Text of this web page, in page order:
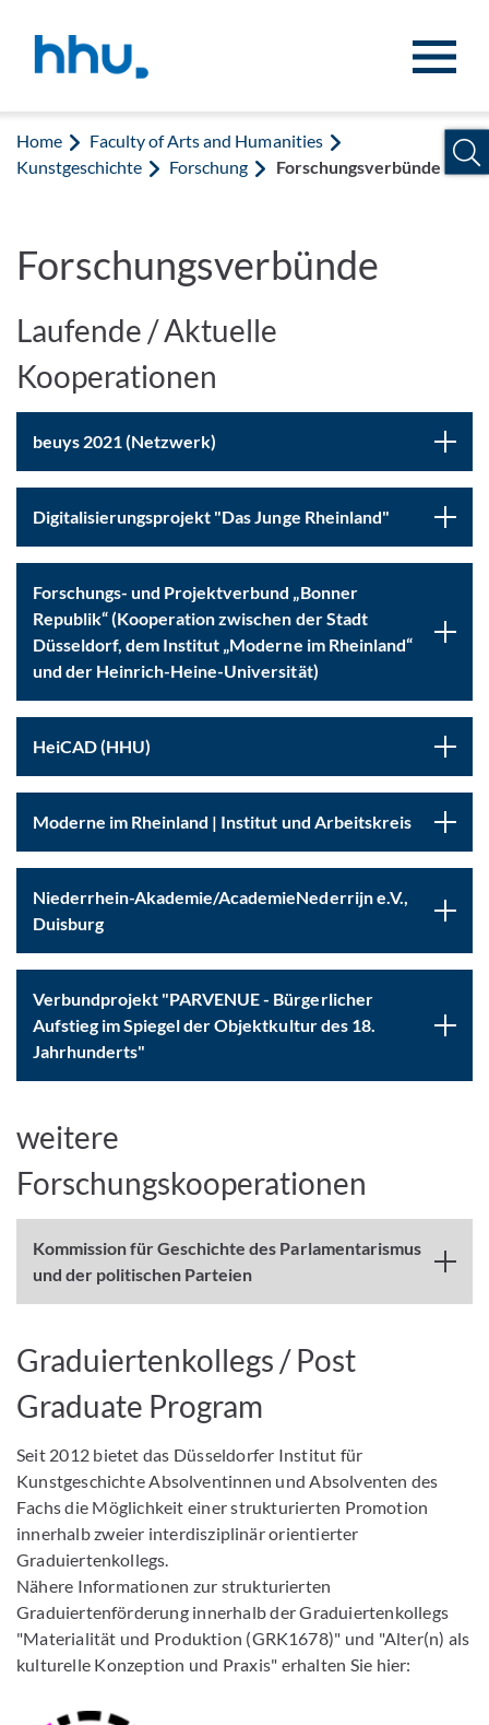
Home
Faculty of Arts and Humanities
Kunstgeschichte
Forschung Forschungsverbünde
Forschungsverbünde
Laufende / Aktuelle
Kooperationen
beuys 2021 (Netzwerk)
Digitalisierungsprojekt "Das Junge Rheinland"
Forschungs- und Projektverbund „Bonner
Republik“ (Kooperation zwischen der Stadt
Düsseldorf, dem Institut „Moderne im Rheinland“
und der Heinrich-Heine-Universität)
HeiCAD (HHU)
Moderne im Rheinland | Institut und Arbeitskreis
Niederrhein-Akademie/AcademieNederrijn e.V.,
Duisburg
Verbundprojekt "PARVENUE - Bürgerlicher
Aufstieg im Spiegel der Objektkultur des 18.
Jahrhunderts"
weitere
Forschungskooperationen
Kommission für Geschichte des Parlamentarismus
und der politischen Parteien
Graduiertenkollegs / Post
Graduate Program
Seit 2012 bietet das Düsseldorfer Institut für
Kunstgeschichte Absolventinnen und Absolventen des
Fachs die Möglichkeit einer strukturierten Promotion
innerhalb zweier interdisziplinär orientierter
Graduiertenkollegs.
Nähere Informationen zur strukturierten
Graduiertenförderung innerhalb der Graduiertenkollegs
"Materialität und Produktion (GRK1678)" und "Alter(n) als
kulturelle Konzeption und Praxis" erhalten Sie hier: